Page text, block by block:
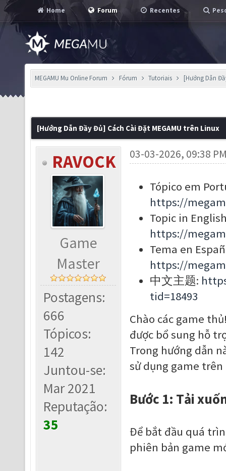
Home Forum Recentes
MEGAMU Mu Online Forum Fórum Tutoriais [Hướng Dẫn
[Hướng Dẫn Đầy Đủ] Cách Cài Đặt MEGAMU trên Linux
RAVOCK
Game
Master
Postagens:
666
Tópicos:
142
Juntou-se:
Mar 2021
Reputação:
35
03-03-2026, 09:38
Tópico em
https://
Topic in
https://
Tema en
https://
中文主题:
tid=18493
Chào các game
được bổ sung hỗ
Trong hướng dẫn
sử dụng game trên
Bước 1: Tải
Để bắt đầu quá
phiên bản game